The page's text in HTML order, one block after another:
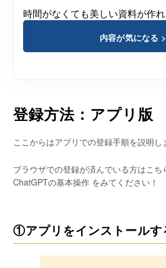
時間がなくても美しい資料が作
内容が気になる >
登録方法：アプリ版
ここからはアプリでの登録手順を説明し
ブラウザでの登録が済んでいる方はこち
ChatGPTの基本操作 をみてください！
①アプリをインストールす